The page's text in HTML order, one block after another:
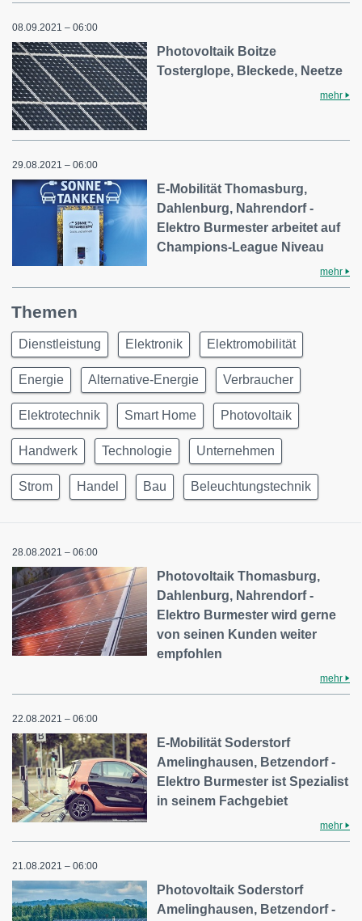
08.09.2021 – 06:00
Photovoltaik Boitze
Tosterglope, Bleckede, Neetze
mehr
29.08.2021 – 06:00
E-Mobilität Thomasburg,
Dahlenburg, Nahrendorf -
Elektro Burmester arbeitet auf
Champions-League Niveau
mehr
Themen
Dienstleistung Elektronik Elektromobilität
Energie Alternative-Energie Verbraucher
Elektrotechnik Smart Home Photovoltaik
Handwerk Technologie Unternehmen
Strom Handel Bau Beleuchtungstechnik
28.08.2021 – 06:00
Photovoltaik Thomasburg,
Dahlenburg, Nahrendorf -
Elektro Burmester wird gerne
von seinen Kunden weiter
empfohlen
mehr
22.08.2021 – 06:00
E-Mobilität Soderstorf
Amelinghausen, Betzendorf -
Elektro Burmester ist Spezialist
in seinem Fachgebiet
mehr
21.08.2021 – 06:00
Photovoltaik Soderstorf
Amelinghausen, Betzendorf -